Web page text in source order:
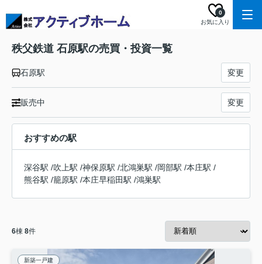
お気に入り
0
秩父鉄道 石原駅の売買・投資一覧
石原駅 変更
販売中 変更
おすすめの駅
深谷駅 /吹上駅 /神保原駅 /北鴻巣駅 /岡部駅 /本庄駅 /
熊谷駅 /籠原駅 /本庄早稲田駅 /鴻巣駅
6棟 8件
新築一戸建